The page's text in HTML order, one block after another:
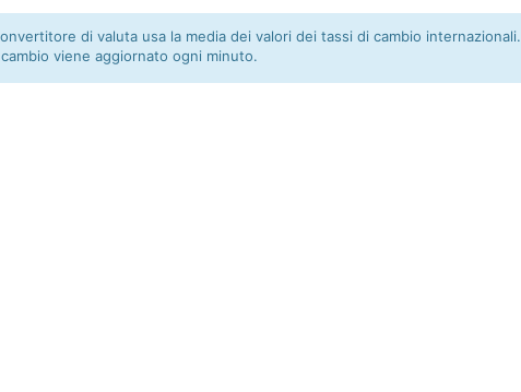
di valuta usa la media dei valori dei tassi di cambio internazionali.
viene aggiornato ogni minuto.